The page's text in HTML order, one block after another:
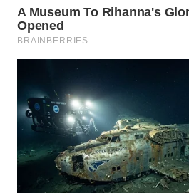
alho para repelir vibrações de
que a sorte continue fluindo
canalEdy Santos do YouTube